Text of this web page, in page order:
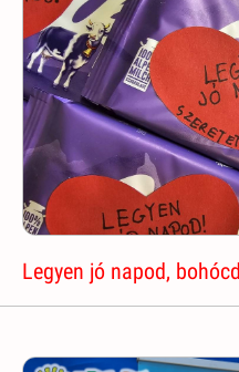
Legyen jó napod,